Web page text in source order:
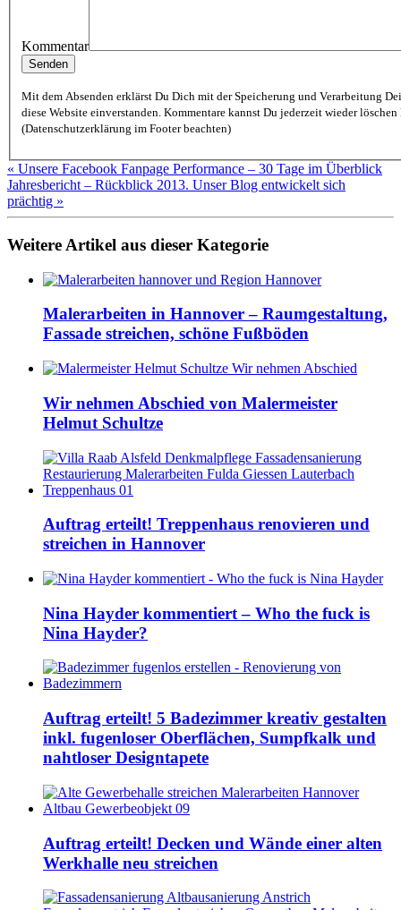
Kommentar
Mit dem Absenden erklärst Du Dich mit der Speicherung und Verarbeitung
diese Website einverstanden. Kommentare kannst Du jederzeit wieder löschen lassen
(Datenschutzerklärung im Footer beachten)
« Unsere Facebook Fanpage Performance – 30 Tage im Überblick
Jahresbericht – Rückblick 2013. Unser Blog entwickelt sich
prächtig »
Weitere Artikel aus dieser Kategorie
Malerarbeiten in Hannover – Raumgestaltung,
Fassade streichen, schöne Fußböden
Wir nehmen Abschied von Malermeister
Helmut Schultze
Auftrag erteilt! Treppenhaus renovieren und
streichen in Hannover
Nina Hayder kommentiert – Who the fuck is
Nina Hayder?
Auftrag erteilt! 5 Badezimmer kreativ gestalten
inkl. fugenloser Oberflächen, Sumpfkalk und
nahtloser Designtapete
Auftrag erteilt! Decken und Wände einer alten
Werkhalle neu streichen